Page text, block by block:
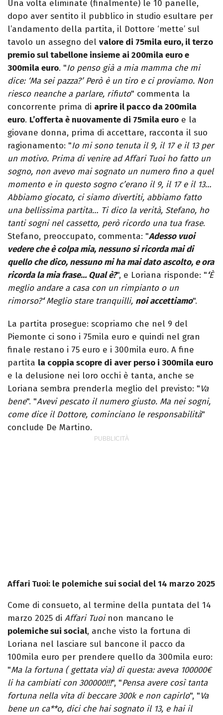
Una volta eliminate (finalmente) le 10 panelle,
dopo aver sentito il pubblico in studio esultare per
l’andamento della partita, il Dottore ‘mette’ sul
tavolo un assegno del valore di 75mila euro, il terzo
premio sul tabellone insieme ai 200mila euro e
300mila euro. "Io penso già a mia mamma che mi
dice: ‘Ma sei pazza?’ Però è un tiro e ci proviamo. Non
riesco neanche a parlare, rifiuto" commenta la
concorrente prima di aprire il pacco da 200mila
euro. L’offerta è nuovamente di 75mila euro e la
giovane donna, prima di accettare, racconta il suo
ragionamento: "Io mi sono tenuta il 9, il 17 e il 13 per
un motivo. Prima di venire ad Affari Tuoi ho fatto un
sogno, non avevo mai sognato un numero fino a quel
momento e in questo sogno c’erano il 9, il 17 e il 13…
Abbiamo giocato, ci siamo divertiti, abbiamo fatto
una bellissima partita… Ti dico la verità, Stefano, ho
tanti sogni nel cassetto, però ricordo una tua frase.
Stefano, preoccupato, commenta: "Adesso vuoi
vedere che è colpa mia, nessuno si ricorda mai di
quello che dico, nessuno mi ha mai dato ascolto, e ora
ricorda la mia frase… Qual è?", e Loriana risponde: "‘È
meglio andare a casa con un rimpianto o un
rimorso?‘Meglio stare tranquilli, noi accettiamo".
La partita prosegue: scopriamo che nel 9 del
Piemonte ci sono i 75mila euro e quindi nel gran
finale restano i 75 euro e i 300mila euro. A fine
partita la coppia scopre di aver perso i 300mila euro
e la delusione nei loro occhi è tanta, anche se
Loriana sembra prenderla meglio del previsto: "Va
bene". "Avevi pescato il numero giusto. Ma nei sogni,
come dice il Dottore, cominciano le responsabilità"
conclude De Martino.
Affari Tuoi: le polemiche sui social del 14 marzo 2025
Come di consueto, al termine della puntata del 14
marzo 2025 di Affari Tuoinon mancano le
polemiche sui social, anche visto la fortuna di
Loriana nel lasciare sul bancone il pacco da
100mila euro per prendere quello da 300mila euro:
"Ma la fortuna ( gettata via) di questa: aveva 100000€
li ha cambiati con 300000!!!", "Pensa avere così tanta
fortuna nella vita di beccare 300k e non capirlo", "Va
bene un ca**o, dici che hai sognato il 13, e hai il